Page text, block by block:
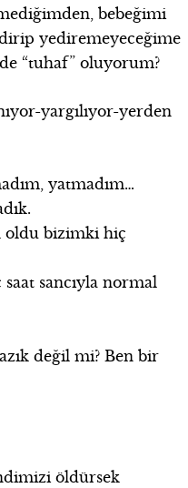
bebeğimi
yediremeyeceğime
“tuhaf” oluyorum?
yargılıyor-yerden
yatmadım…
oldu bizimki hiç
sancıyla normal
değil mi? Ben bir
öldürsek